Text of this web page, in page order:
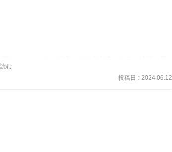
ろう。私も本作に触れる前は、そんなことを感じて
時事ネタや神話ネタに、お腹を抱えて笑ってしまう
む
投稿日 : 2024.06.12